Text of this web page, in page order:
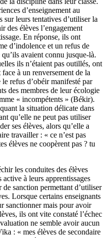
d’enseignement au
leurs tentatives d’utiliser la
des élèves l’engagement
En réponse, ils ont
d’indolence et un refus de
avaient connu jusque-là.
ils n’étaient pas outillés, ont
à un renversement de la
refus d’obéir manifesté par
des membres de leur écologie
« incompétents » (Békir).
la situation délicate dans
qu’elle ne peut pas utiliser
ses élèves, alors qu’elle a
travailler : « ce n’est pas
élèves ne coopèrent pas ? tu
les conduites des élèves
à leurs apprentissages
sanction permettant d’utiliser
Lorsque certains enseignants
sanctionner mais pour avoir
ils ont vite constaté l’échec
ne semble avoir aucun
: « mes élèves de secondaire